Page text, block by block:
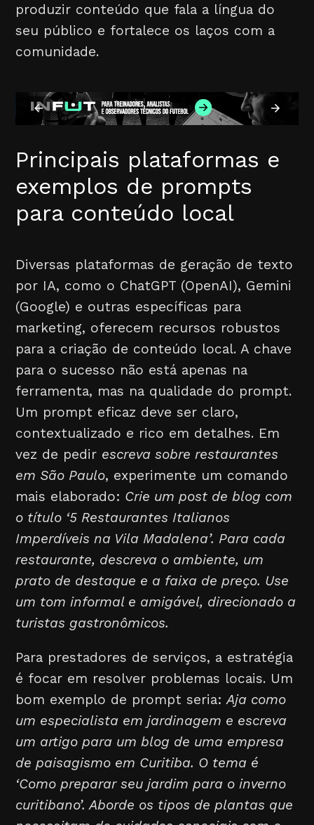
produzir conteúdo que fala a língua do
seu público e fortalece os laços com a
comunidade.
Principais plataformas e
exemplos de prompts
para conteúdo local
Diversas plataformas de geração de texto
por IA, como o ChatGPT (OpenAI), Gemini
(Google) e outras específicas para
marketing, oferecem recursos robustos
para a criação de conteúdo local. A chave
para o sucesso não está apenas na
ferramenta, mas na qualidade do prompt.
Um prompt eficaz deve ser claro,
contextualizado e rico em detalhes. Em
vez de pedir escreva sobre restaurantes
em São Paulo, experimente um comando
mais elaborado: Crie um post de blog com
o título ‘5 Restaurantes Italianos
Imperdíveis na Vila Madalena’. Para cada
restaurante, descreva o ambiente, um
prato de destaque e a faixa de preço. Use
um tom informal e amigável, direcionado a
turistas gastronômicos.
Para prestadores de serviços, a estratégia
é focar em resolver problemas locais. Um
bom exemplo de prompt seria:Aja como
um especialista em jardinagem e escreva
um artigo para um blog de uma empresa
de paisagismo em Curitiba. O tema é
‘Como preparar seu jardim para o inverno
curitibano’. Aborde os tipos de plantas que